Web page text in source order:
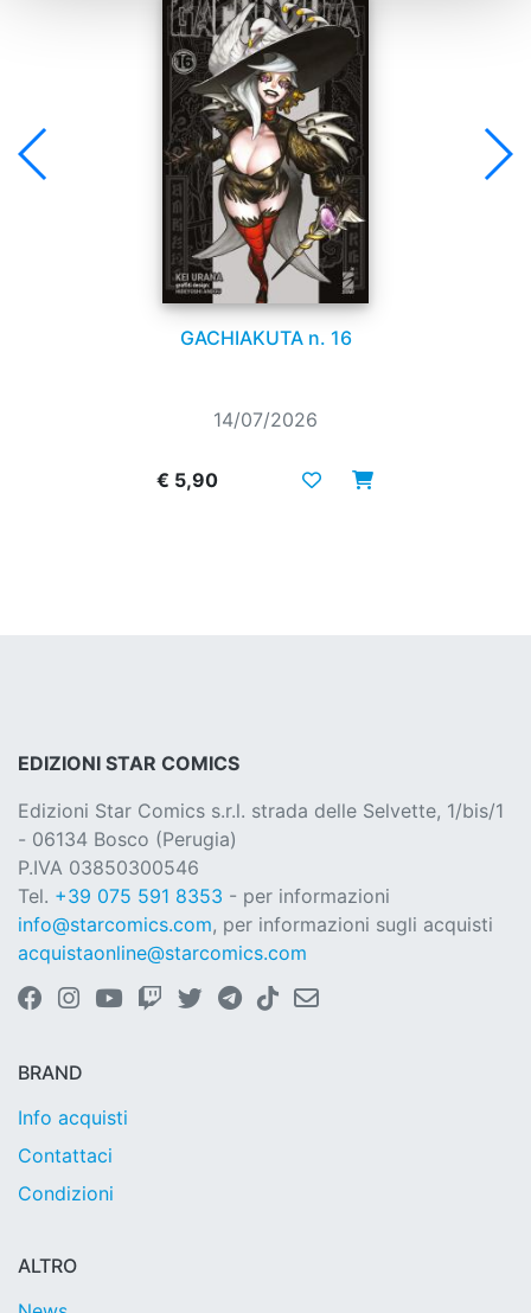
GACHIAKUTA n. 16
14/07/2026
€ 5,90
EDIZIONI STAR COMICS
Edizioni Star Comics s.r.l. strada delle Selvette, 1/bis/1
- 06134 Bosco (Perugia)
P.IVA 03850300546
Tel. +39 075 591 8353 - per informazioni
info@starcomics.com, per informazioni sugli acquisti
acquistaonline@starcomics.com
BRAND
Info acquisti
Contattaci
Condizioni
ALTRO